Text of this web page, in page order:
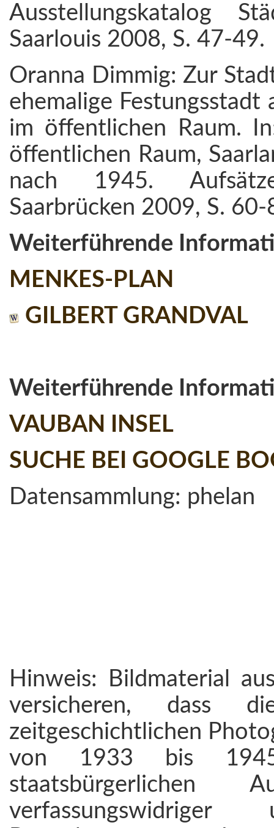
Ausstellungskatalog
Saarlouis 2008, S. 47-49.
Oranna Dimmig: Zur
ehemalige Festungsstadt
im öffentlichen Raum.
öffentlichen Raum,
nach 1945.
Saarbrücken 2009, S.
Weiterführende
MENKES-PLAN
GILBERT GRANDVAL
Weiterführende
VAUBAN INSEL
SUCHE BEI GOOGLE
Datensammlung: phelan
Hinweis: Bildmaterial
versicheren, dass
zeitgeschichtlichen
von 1933 bis
staatsbürgerlichen
verfassungswidriger